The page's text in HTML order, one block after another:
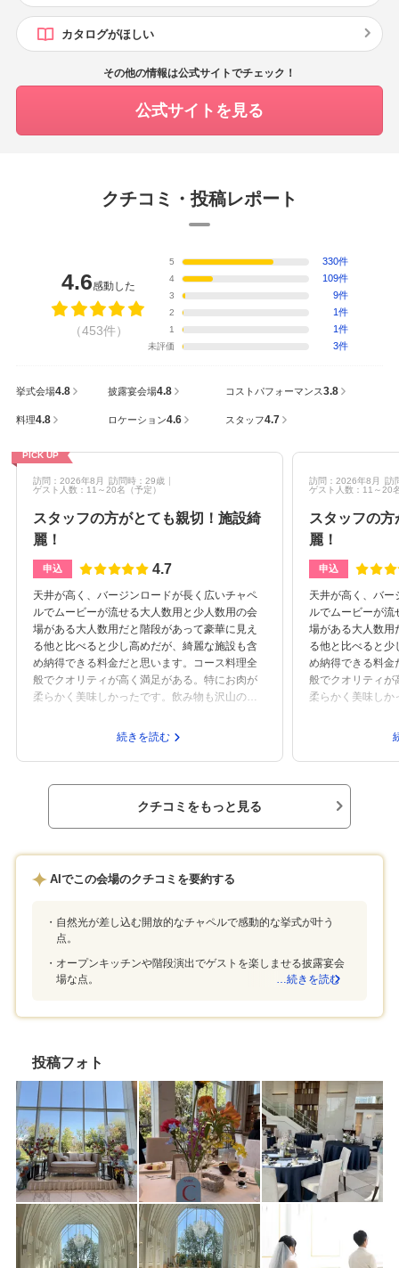
カタログがほしい
その他の情報は公式サイトでチェック！
公式サイトを見る
クチコミ・投稿レポート
4.6感動した
（453件）
5 330件
4 109件
3 9件
2 1件
1 1件
未評価 3件
挙式会場4.8 披露宴会場4.8 コストパフォーマンス3.8
料理4.8 ロケーション4.6 スタッフ4.7
PICK UP
訪問：2026年8月
訪問時：29歳
ゲスト人数：11～20名 （予定）
スタッフの方がとても親切！施設綺
麗！
申込 4.7
天井が高く、バージンロードが長く広いチャペ
ルでムービーが流せる大人数用と少人数用の会
場がある大人数用だと階段があって豪華に見え
る他と比べると少し高めだが、綺麗な施設も含
め納得できる料金だと思います。コース料理全
般でクオリティが高く満足がある。特にお肉が
柔らかく美味しかったです。飲み物も沢山の種
しやすい駐車場も沢山ある安心できる説明で丁
いただきましたが最後までしっかりと説明して
頂きました。少人数でも対応してくれるスタッ
フの方が丁寧で安心大人数から少人数まで対応
してくれる少人数でも王道、安心を求める人に
は特にオススメ夕方スタートでイルミネーショ
続きを読む
訪問：2026年8月
訪
ゲスト人数：11～20
スタッフの
麗！
申込
天井が高く、バー
ルでムービーが流
場がある大人数用
る他と比べると少
め納得できる料金
般でクオリティが
柔らかく美味しか
しやすい駐車場
いただきましたが
頂きました。少人
フの方が丁寧で
は特にオススメ夕
クチコミをもっと見る
AIでこの会場のクチコミを要約する
自然光が差し込む開放的なチャペルで感動的な挙式が叶う
点。
オープンキッチンや階段演出でゲストを楽しませる披露宴会
場な点。
…続きを読む
投稿フォト